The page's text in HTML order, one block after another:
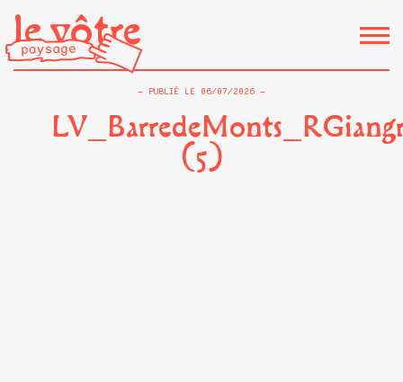
le vôtre
PUBLIÉ LE 06/07/2026
(5)